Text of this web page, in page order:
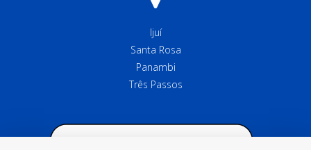
Ijuí
Santa Rosa
Panambi
Três Passos